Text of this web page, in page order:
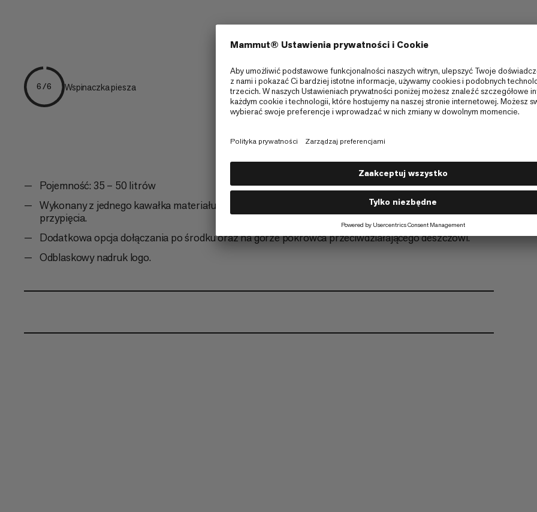
6/6 Wspinaczka piesza
Pojemność: 35 – 50 litrów
Wykonany z jednego kawałka materiału, z łączami tylko na krawędziach, aby umożliwić opcje
przypięcia.
Dodatkowa opcja dołączania po środku oraz na górze pokrowca przeciwdziałającego deszczowi.
Odblaskowy nadruk logo.